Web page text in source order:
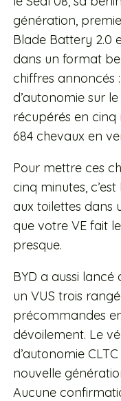
génération,
Blade Battery 2.0
dans un format
chiffres annoncés
d’autonomie sur
récupérés en
684 chevaux en
Pour mettre ces
cinq minutes,
aux toilettes dans
que votre VE fait
presque.
BYD a aussi
un VUS trois
précommandes
dévoilement. Le
d’autonomie
nouvelle
Aucune